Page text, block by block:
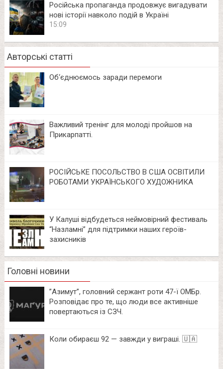
Російська пропаганда продовжує вигадувати
нові історії навколо подій в Україні
15:09
Авторські статті
Об‘єднюємось заради перемоги
Важливий тренінг для молоді пройшов на
Прикарпатті.
РОСІЙСЬКЕ ПОСОЛЬСТВО В США ОСВІТИЛИ
РОБОТАМИ УКРАЇНСЬКОГО ХУДОЖНИКА
У Калуші відбудеться неймовірний фестиваль
“Назламні” для підтримки наших героїв-
захисників
Головні новини
⁨”Азимут”, головний сержант роти 47-ї ОМБр.
Розповідає про те, що люди все активніше
повертаються із СЗЧ.
Коли обираєш 92 — завжди у виграші. 🇺🇦